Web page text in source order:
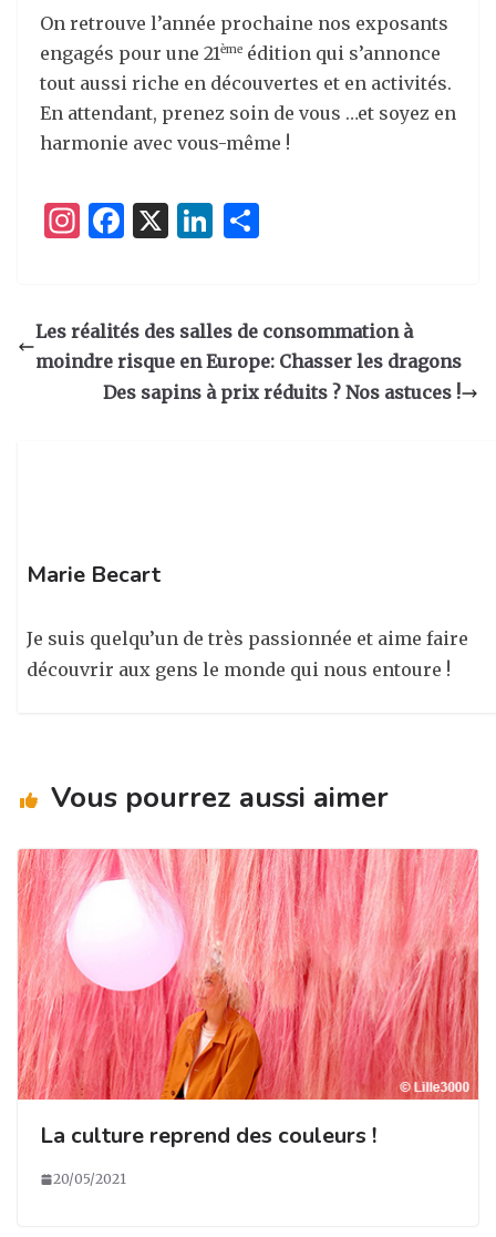
On retrouve l’année prochaine nos exposants
engagés pour une 21ème édition qui s’annonce
tout aussi riche en découvertes et en activités.
En attendant, prenez soin de vous …et soyez en
harmonie avec vous-même !
I
a
g
ra
F
e
b
o
X
Li
e
dI
n
g
er
Les réalités des salles de consommation à
moindre risque en Europe: Chasser les dragons
Des sapins à prix réduits ? Nos astuces !
Marie Becart
Je suis quelqu’un de très passionnée et aime faire
découvrir aux gens le monde qui nous entoure !
Vous pourrez aussi aimer
La culture reprend des couleurs !
20/05/2021